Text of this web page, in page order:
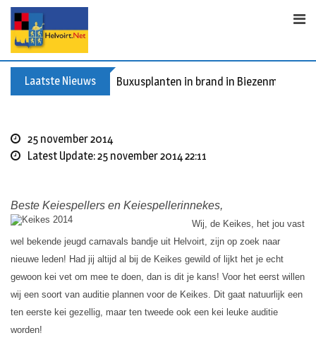
Skip
content
Laatste Nieuws Buxusplanten in brand in Biezenmortel,
25 november 2014
Latest Update: 25 november 2014 22:11
Beste Keiespellers en Keiespellerinnekes,
Wij, de Keikes, het jou vast
wel bekende jeugd carnavals bandje uit Helvoirt, zijn op zoek naar
nieuwe leden! Had jij altijd al bij de Keikes gewild of lijkt het je echt
gewoon kei vet om mee te doen, dan is dit je kans! Voor het eerst willen
wij een soort van auditie plannen voor de Keikes. Dit gaat natuurlijk een
ten eerste kei gezellig, maar ten tweede ook een kei leuke auditie
worden!